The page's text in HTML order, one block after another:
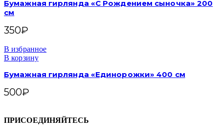
Бумажная гирлянда «С Рождением сыночка» 200
см
350₽
В избранное
В корзину
Бумажная гирлянда «Единорожки» 400 см
500₽
ПРИСОЕДИНЯЙТЕСЬ